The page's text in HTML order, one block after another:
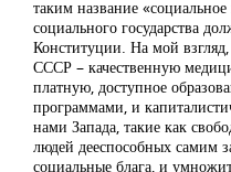
таким название
социального государства
Конституции. На мой
СССР – качественную
платную, доступное
программами, и
нами Запада, такие как
людей дееспособных самим
социальные блага, и